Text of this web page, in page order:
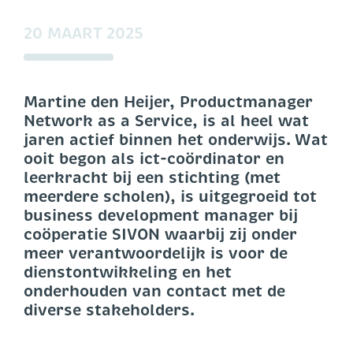
20 MAART 2025
Martine den Heijer, Productmanager
Network as a Service, is al heel wat
jaren actief binnen het onderwijs. Wat
ooit begon als ict-coördinator en
leerkracht bij een stichting (met
meerdere scholen), is uitgegroeid tot
business development manager bij
coöperatie SIVON waarbij zij onder
meer verantwoordelijk is voor de
dienstontwikkeling en het
onderhouden van contact met de
diverse stakeholders.